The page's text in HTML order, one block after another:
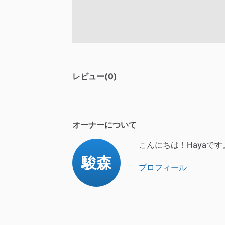
レビュー(0)
オーナーについて
駿森
こんにちは！Hayaです
プロフィール